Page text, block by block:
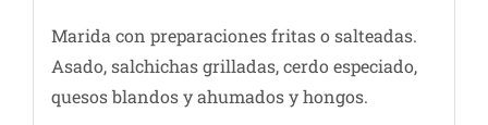
Marida con preparaciones fritas o salteadas.
Asado, salchichas grilladas, cerdo especiado,
quesos blandos y ahumados y hongos.